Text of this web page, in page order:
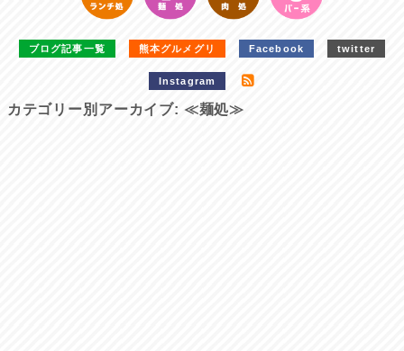
ブログ記事一覧 熊本グルメグリ Facebook twitter
Instagram
カテゴリー別アーカイブ: ≪麺処≫